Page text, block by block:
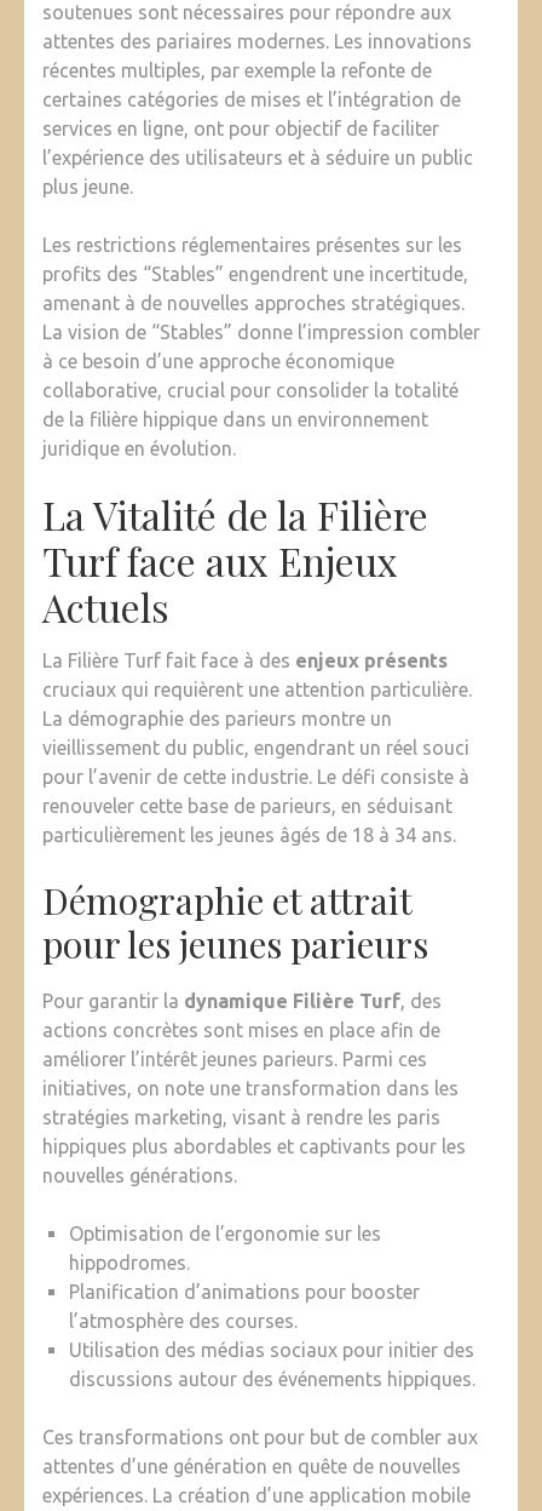
soutenues sont nécessaires pour répondre aux
attentes des pariaires modernes. Les innovations
récentes multiples, par exemple la refonte de
certaines catégories de mises et l’intégration de
services en ligne, ont pour objectif de faciliter
l’expérience des utilisateurs et à séduire un public
plus jeune.
Les restrictions réglementaires présentes sur les
profits des “Stables” engendrent une incertitude,
amenant à de nouvelles approches stratégiques.
La vision de “Stables” donne l’impression combler
à ce besoin d’une approche économique
collaborative, crucial pour consolider la totalité
de la filière hippique dans un environnement
juridique en évolution.
La Vitalité de la Filière
Turf face aux Enjeux
Actuels
La Filière Turf fait face à des enjeux présents
cruciaux qui requièrent une attention particulière.
La démographie des parieurs montre un
vieillissement du public, engendrant un réel souci
pour l’avenir de cette industrie. Le défi consiste à
renouveler cette base de parieurs, en séduisant
particulièrement les jeunes âgés de 18 à 34 ans.
Démographie et attrait
pour les jeunes parieurs
Pour garantir la dynamique Filière Turf, des
actions concrètes sont mises en place afin de
améliorer l’intérêt jeunes parieurs. Parmi ces
initiatives, on note une transformation dans les
stratégies marketing, visant à rendre les paris
hippiques plus abordables et captivants pour les
nouvelles générations.
Optimisation de l’ergonomie sur les
hippodromes.
Planification d’animations pour booster
l’atmosphère des courses.
Utilisation des médias sociaux pour initier des
discussions autour des événements hippiques.
Ces transformations ont pour but de combler aux
attentes d’une génération en quête de nouvelles
expériences. La création d’une application mobile